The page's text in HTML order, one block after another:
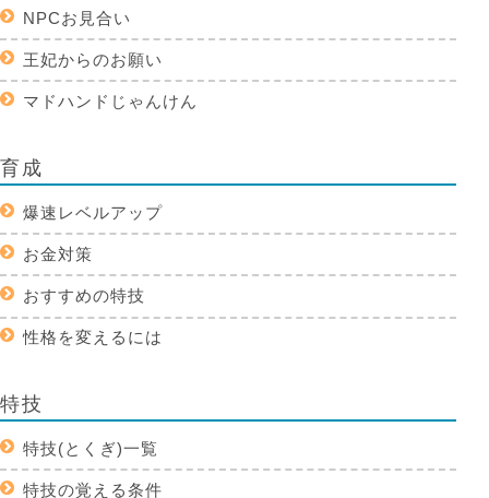
NPCお見合い
王妃からのお願い
マドハンドじゃんけん
育成
爆速レベルアップ
お金対策
おすすめの特技
性格を変えるには
特技
特技(とくぎ)一覧
特技の覚える条件